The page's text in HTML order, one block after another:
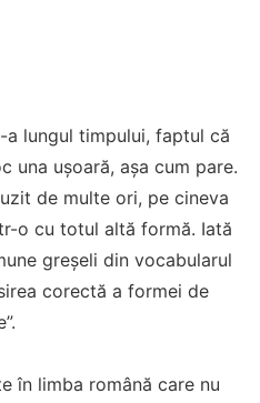
lungul timpului, faptul că
una ușoară, așa cum pare.
de multe ori, pe cineva
o cu totul altă formă. Iată
greșeli din vocabularul
corectă a formei de
în limba română care nu